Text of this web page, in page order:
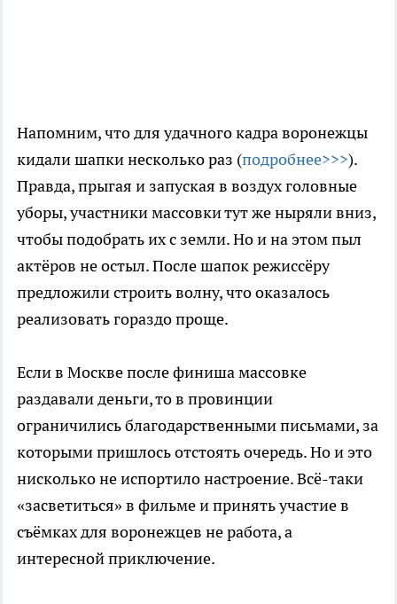
Напомним, что для удачного кадра воронежцы
кидали шапки несколько раз (подробнее>>>).
Правда, прыгая и запуская в воздух головные
уборы, участники массовки тут же ныряли вниз,
чтобы подобрать их с земли. Но и на этом пыл
актёров не остыл. После шапок режиссёру
предложили строить волну, что оказалось
реализовать гораздо проще.
Если в Москве после финиша массовке
раздавали деньги, то в провинции
ограничились благодарственными письмами, за
которыми пришлось отстоять очередь. Но и это
нисколько не испортило настроение. Всё-таки
«засветиться» в фильме и принять участие в
съёмках для воронежцев не работа, а
интересной приключение.